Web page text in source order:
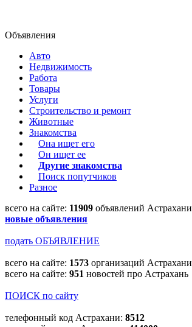
Объявления
Авто
Недвижимость
Работа
Товары
Услуги
Строительство и ремонт
Животные
Знакомства
Она ищет его
Он ищет ее
Другие знакомства
Поиск попутчиков
Разное
всего на сайте: 11909 объявлений Астрахани
новые объявления
подать ОБЪЯВЛЕНИЕ
всего на сайте: 1573 организаций Астрахани
всего на сайте: 951 новостей про Астрахань
ПОИСК по сайту
телефонный код Астрахани: 8512